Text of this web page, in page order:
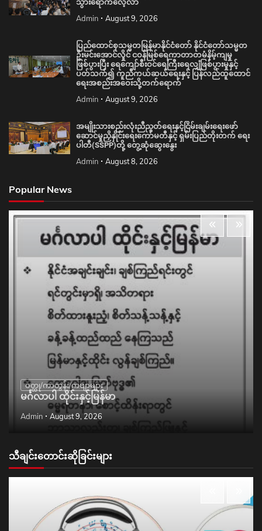
သွားရောက်လေ့လာ
Admin August 9, 2026
ပြည်ထောင်စုသမ္မတမြန်မာနိုင်ငံတော် နိုင်ငံတော်သမ္မတ
ဦးမင်းအောင်လှိုင် ငဝန်မြစ်ရေကာတာတမံနိမ့်ကျမှု
ဖြစ်ပွားပြီး ရေကျော်စီးဝင်ရေကြီးရေလျှံဖြစ်ပွားမှုနှင့်
ပတ်သက်၍ ကူညီကယ်ဆယ်ရေးနှင့် ပြန်လည်ထူထောင်
ရေးအစည်းအဝေးသို့တက်ရောက်
Admin August 9, 2026
အမျိုးသားစည်းလုံးညီညွတ်ရေးနှင့်ငြိမ်းချမ်းရေးဖော်
ဆောင်မှုညှိနှိုင်းရေးကော်မတီနှင့် ရှမ်းပြည်တိုးတက် ရေး
ပါတီ(SSPP)တို့ တွေ့ဆုံဆွေးနွေး
Admin August 8, 2026
Popular News
ဝတ္ထု/ကာတွန်း/ကဗျာများ
မင်္ဂလာပါ ထိုင်းနှင့်မြန်မာ
Admin August 9, 2026
သီချင်းတောင်းဆိုခြင်းများ